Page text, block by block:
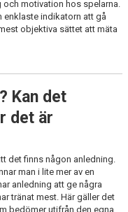
motivation hos spelarna.
enklaste indikatorn att gå
objektiva sättet att mäta
Kan det
det är
det finns någon anledning.
man i lite mer av en
anledning att ge några
tränat mest. Här gäller det
bedömer utifrån den egna